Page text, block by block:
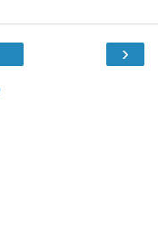
›